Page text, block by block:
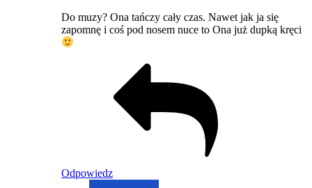
Do muzy? Ona tańczy cały czas. Nawet jak ja się
zapomnę i coś pod nosem nuce to Ona już dupką kręci
Odpowiedz